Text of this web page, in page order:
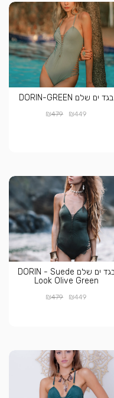
בגד ים שלם DORIN-GREEN
₪449
₪479
בגד ים שלם DORIN - Suede
Look Olive Green
₪449
₪479